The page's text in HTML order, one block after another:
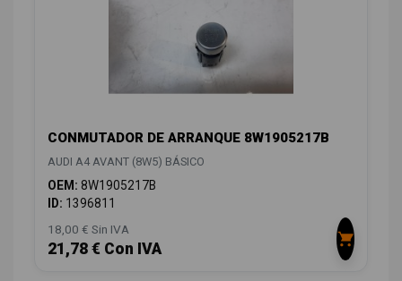
CONMUTADOR DE ARRANQUE 8W1905217B
AUDI A4 AVANT (8W5) BÁSICO
OEM: 8W1905217B
ID: 1396811
18,00 € Sin IVA
21,78 € Con IVA